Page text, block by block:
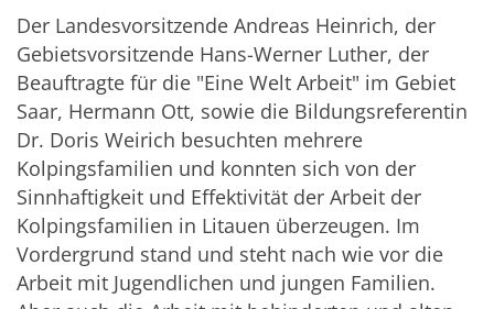
Der Landesvorsitzende Andreas Heinrich, der
Gebietsvorsitzende Hans-Werner Luther, der
Beauftragte für die "Eine Welt Arbeit" im Gebiet
Saar, Hermann Ott, sowie die Bildungsreferentin
Dr. Doris Weirich besuchten mehrere
Kolpingsfamilien und konnten sich von der
Sinnhaftigkeit und Effektivität der Arbeit der
Kolpingsfamilien in Litauen überzeugen. Im
Vordergrund stand und steht nach wie vor die
Arbeit mit Jugendlichen und jungen Familien.